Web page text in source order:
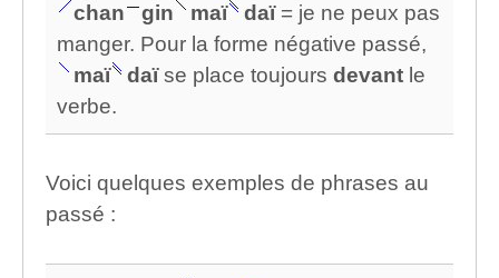
chan
gin maï daï= je ne peux pas
manger. Pour la forme négative passé,
maï
daïse place toujours devant le
verbe.
Voici quelques exemples de phrases au
passé :